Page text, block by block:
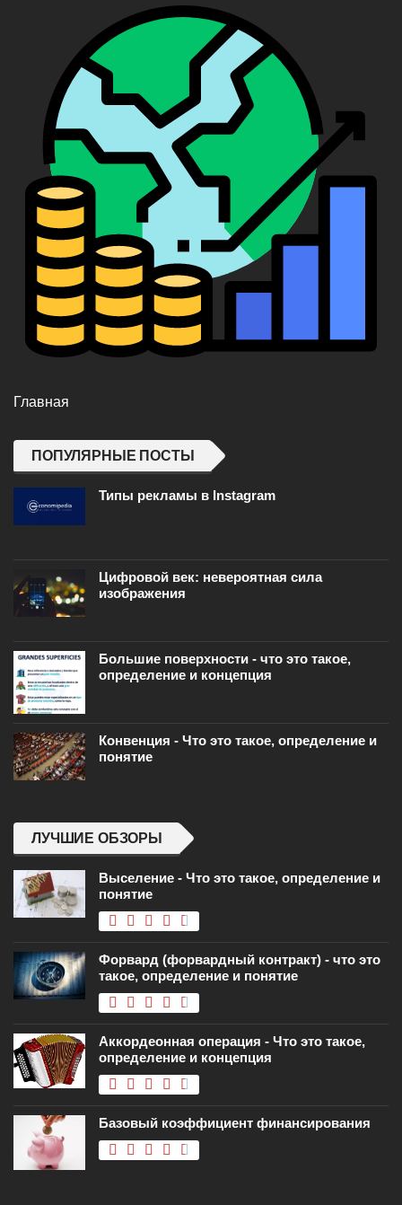
Главная
ПОПУЛЯРНЫЕ ПОСТЫ
Типы рекламы в Instagram
Цифровой век: невероятная сила
изображения
Большие поверхности - что это такое,
определение и концепция
Конвенция - Что это такое, определение и
понятие
ЛУЧШИЕ ОБЗОРЫ
Выселение - Что это такое, определение и
понятие
Форвард (форвардный контракт) - что это
такое, определение и понятие
Аккордеонная операция - Что это такое,
определение и концепция
Базовый коэффициент финансирования